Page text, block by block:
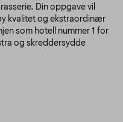
Din oppgave vil
kvalitet og ekstraordinær
som hotell nummer 1 for
og skreddersydde